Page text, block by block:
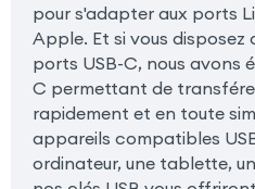
pour s'adapter aux ports
Apple. Et si vous
ports USB-C, nous avons
C permettant de
rapidement et en toute
appareils compatibles
ordinateur, une tablette,